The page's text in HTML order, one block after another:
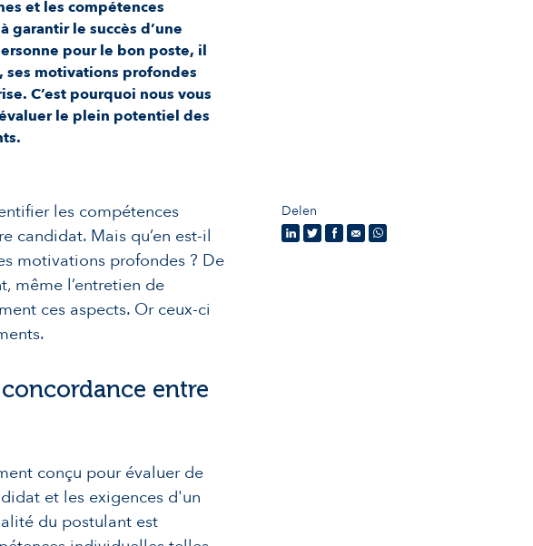
et les compétences
le succès d’une
pour le bon poste, il
ses motivations profondes
C’est pourquoi nous vous
le plein potentiel des
les compétences
candidat. Mais qu’en est-il
motivations profondes ? De
même l’entretien de
ces aspects. Or ceux-ci
entre
conçu pour évaluer de
et les exigences d'un
du postulant est
Delen